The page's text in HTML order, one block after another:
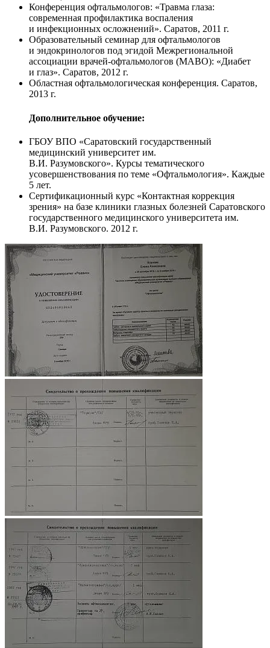
Конференция офтальмологов: «Травма глаза:
современная профилактика воспаления
и инфекционных осложнений». Саратов, 2011 г.
Образовательный семинар для офтальмологов
и эндокринологов под эгидой Межрегиональной
ассоциации врачей-офтальмологов (МАВО): «Диабет
и глаз». Саратов, 2012 г.
Областная офтальмологическая конференция. Саратов,
2013 г.
Дополнительное обучение:
ГБОУ ВПО «Саратовский государственный
медицинский университет им.
В.И. Разумовского». Курсы тематического
усовершенствования по теме «Офтальмология». Каждые
5 лет.
Сертификационный курс «Контактная коррекция
зрения» на базе клиники глазных болезней Саратовского
государственного медицинского университета им.
В.И. Разумовского. 2012 г.